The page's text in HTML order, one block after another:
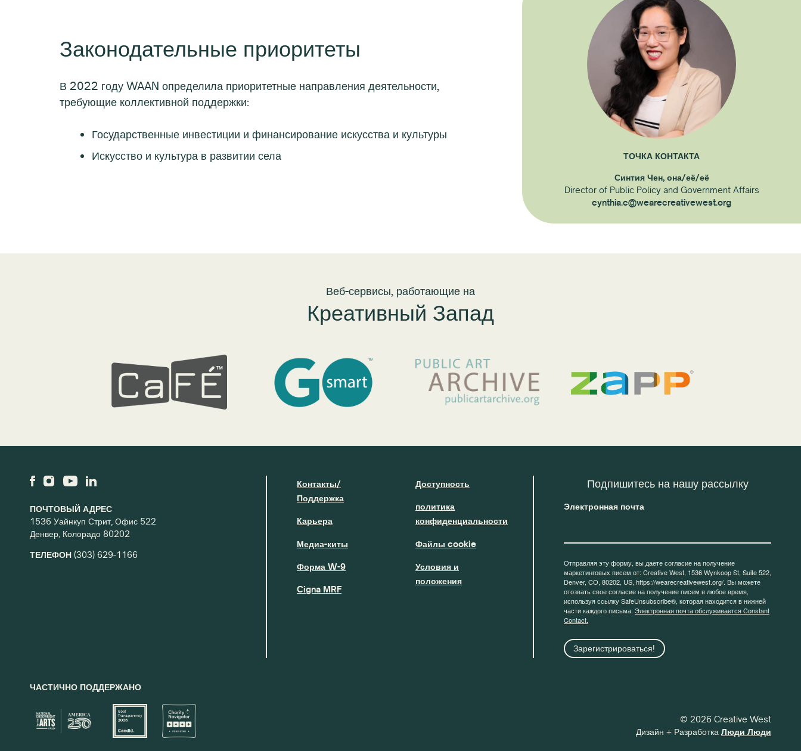
Законодательные приоритеты
В 2022 году WAAN определила приоритетные направления деятельности,
требующие коллективной поддержки:
Государственные инвестиции и финансирование искусства и культуры
Искусство и культура в развитии села
ТОЧКА КОНТАКТА
Синтия Чен, она/её/её
Director of Public Policy and Government Affairs
cynthia.c@wearecreativewest.org
Веб-сервисы, работающие на
Креативный Запад
ПОЧТОВЫЙ АДРЕС
1536 Уайнкуп Стрит, Офис 522
Денвер, Колорадо 80202
ТЕЛЕФОН (303) 629-1166
Контакты/
Поддержка
Карьера
Медиа-киты
Форма W-9
Cigna MRF
Доступность
политика
конфиденциальности
Файлы cookie
Условия и
положения
Подпишитесь на нашу рассылку
Электронная почта
Отправляя эту форму, вы даете согласие на получение
маркетинговых писем от: Creative West, 1536 Wynkoop St, Suite 522,
Denver, CO, 80202, US, https://wearecreativewest.org/. Вы можете
отозвать свое согласие на получение писем в любое время,
используя ссылку SafeUnsubscribe®, которая находится в нижней
части каждого письма. Электронная почта обслуживается Constant
Contact.
Зарегистрироваться!
ЧАСТИЧНО ПОДДЕРЖАНО
© 2026 Creative West
Дизайн + Разработка Люди Люди